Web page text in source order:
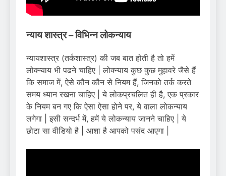
न्याय शास्त्र – विभिन्न लोकन्याय
न्यायशास्त्र (तर्कशास्त्र) की जब बात होती है तो हमें
लोक्न्याय भी पढने चाहिए | लोक्न्याय कुछ कुछ मुहावरे जैसे हैं
कि समाज में, ऐसे कौन कौन से नियम हैं, जिनको तर्क करते
समय ध्यान रखना चाहिए | ये लोकप्रचलित ही है, एक प्रकार
के नियम बन गए कि ऐसा ऐसा होने पर, ये वाला लोकन्याय
लगेगा | इसी सन्दर्भ में, हमें ये लोकन्याय जानने चाहिए | ये
छोटा सा वीडियो है | आशा है आपको पसंद आएगा |